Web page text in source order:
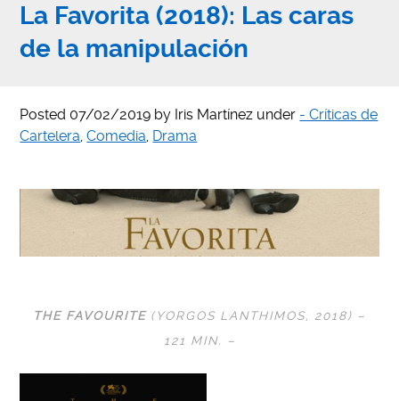
La Favorita (2018): Las caras
de la manipulación
Posted 07/02/2019 by Iris Martínez under - Críticas de
Cartelera,Comedia, Drama
THE FAVOURITE(YORGOS LANTHIMOS, 2018) –
121 MIN. –